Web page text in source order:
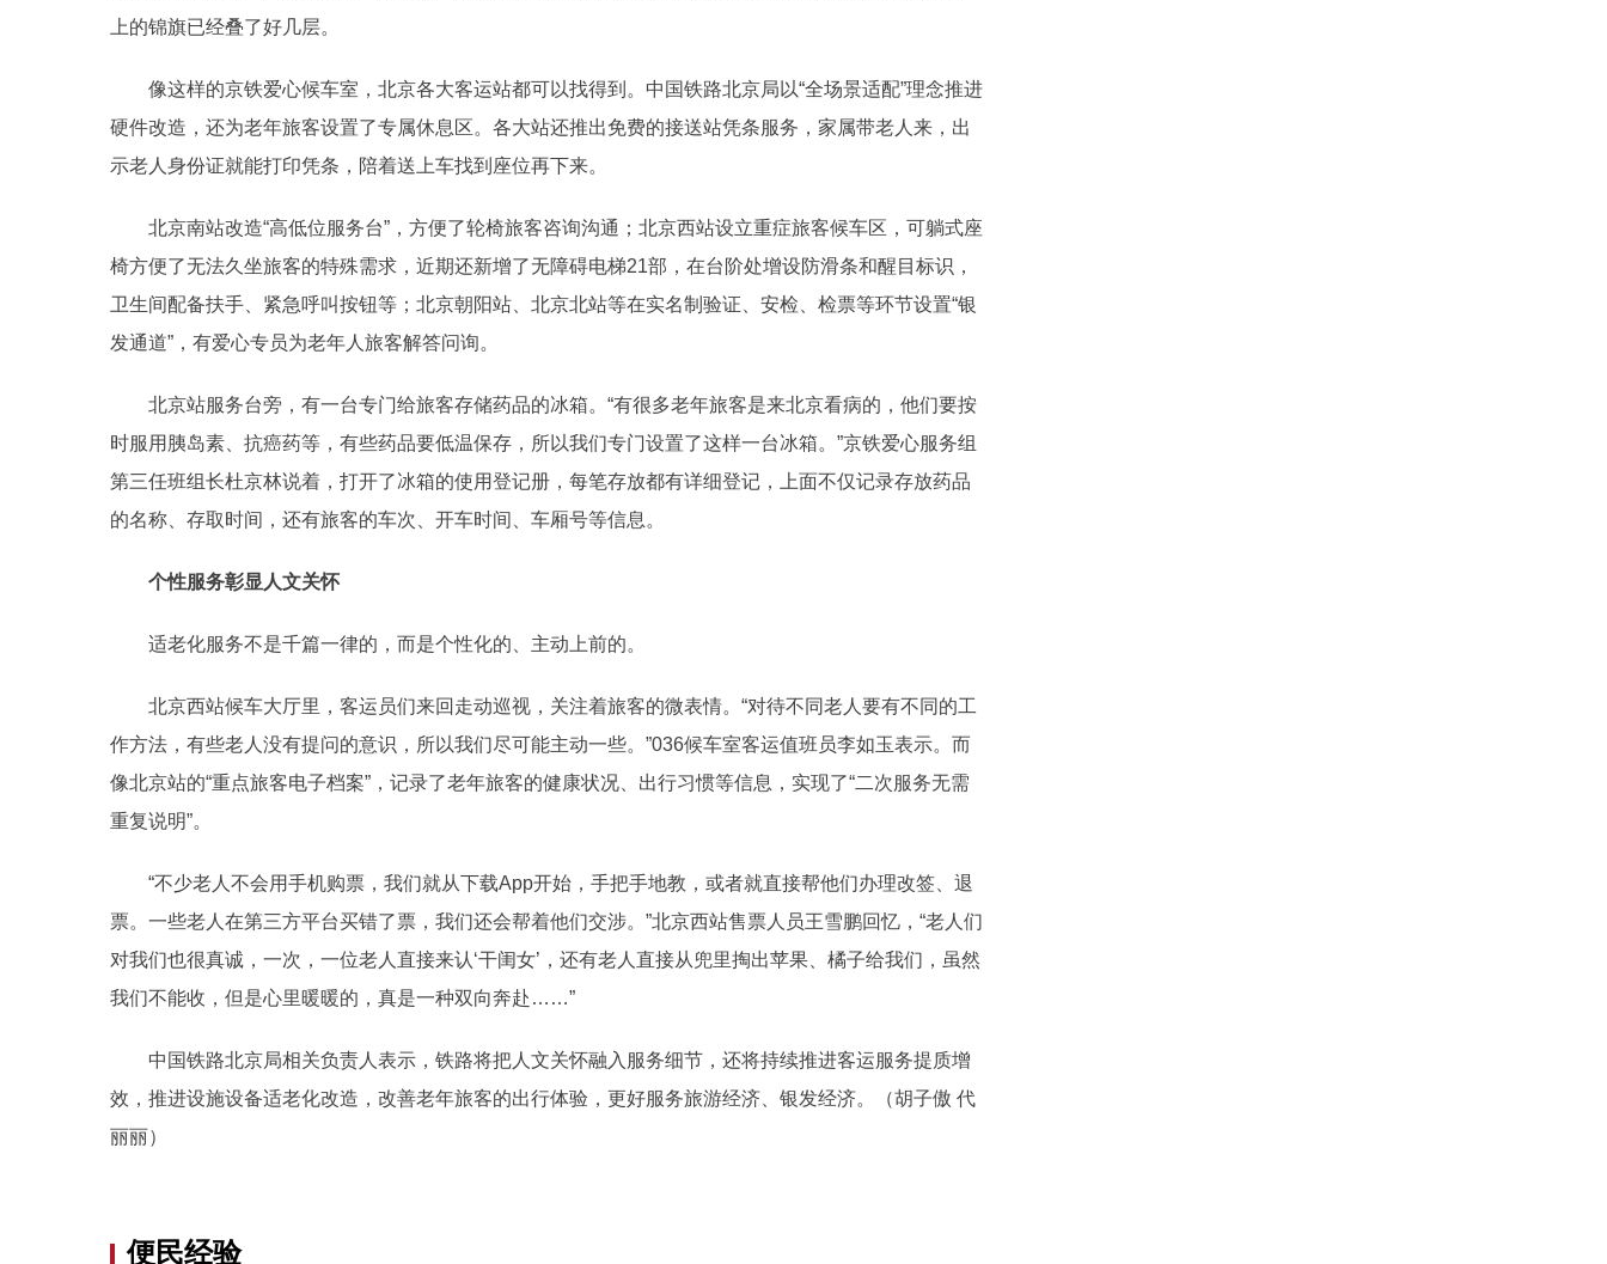
上的锦旗已经叠了好几层。
像这样的京铁爱心候车室，北京各大客运站都可以找得到。中国铁路北京局以“全场景适配”理念推进
硬件改造，还为老年旅客设置了专属休息区。各大站还推出免费的接送站凭条服务，家属带老人来，出
示老人身份证就能打印凭条，陪着送上车找到座位再下来。
北京南站改造“高低位服务台”，方便了轮椅旅客咨询沟通；北京西站设立重症旅客候车区，可躺式座
椅方便了无法久坐旅客的特殊需求，近期还新增了无障碍电梯21部，在台阶处增设防滑条和醒目标识，
卫生间配备扶手、紧急呼叫按钮等；北京朝阳站、北京北站等在实名制验证、安检、检票等环节设置“银
发通道”，有爱心专员为老年人旅客解答问询。
北京站服务台旁，有一台专门给旅客存储药品的冰箱。“有很多老年旅客是来北京看病的，他们要按
时服用胰岛素、抗癌药等，有些药品要低温保存，所以我们专门设置了这样一台冰箱。”京铁爱心服务组
第三任班组长杜京林说着，打开了冰箱的使用登记册，每笔存放都有详细登记，上面不仅记录存放药品
的名称、存取时间，还有旅客的车次、开车时间、车厢号等信息。
个性服务彰显人文关怀
适老化服务不是千篇一律的，而是个性化的、主动上前的。
北京西站候车大厅里，客运员们来回走动巡视，关注着旅客的微表情。“对待不同老人要有不同的工
作方法，有些老人没有提问的意识，所以我们尽可能主动一些。”036候车室客运值班员李如玉表示。而
像北京站的“重点旅客电子档案”，记录了老年旅客的健康状况、出行习惯等信息，实现了“二次服务无需
重复说明”。
“不少老人不会用手机购票，我们就从下载App开始，手把手地教，或者就直接帮他们办理改签、退
票。一些老人在第三方平台买错了票，我们还会帮着他们交涉。”北京西站售票人员王雪鹏回忆，“老人们
对我们也很真诚，一次，一位老人直接来认‘干闺女’，还有老人直接从兜里掏出苹果、橘子给我们，虽然
我们不能收，但是心里暖暖的，真是一种双向奔赴……”
中国铁路北京局相关负责人表示，铁路将把人文关怀融入服务细节，还将持续推进客运服务提质增
效，推进设施设备适老化改造，改善老年旅客的出行体验，更好服务旅游经济、银发经济。（胡子傲 代
丽丽）
便民经验